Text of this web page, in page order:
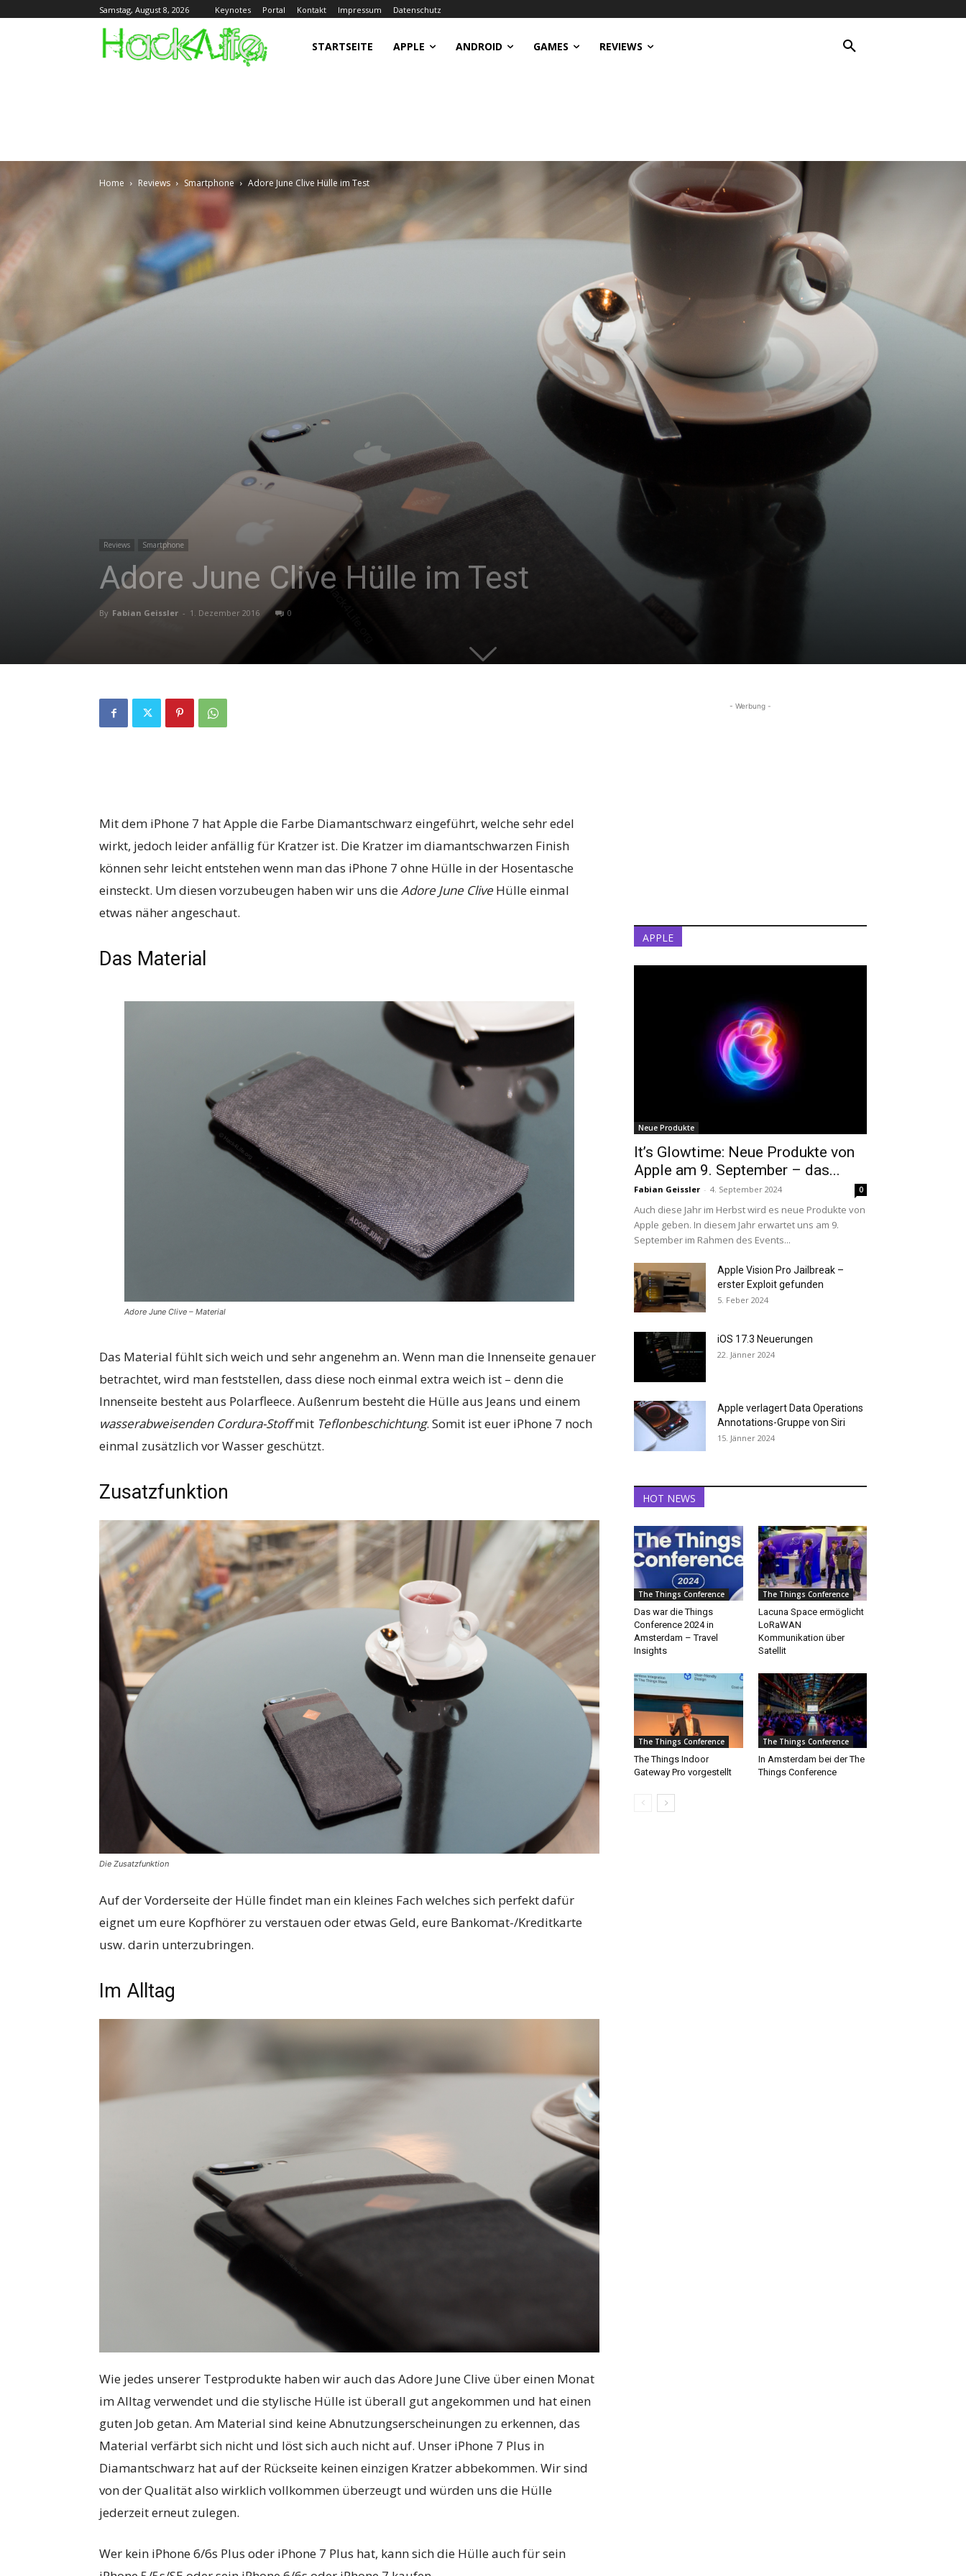
Samstag, August 8, 2026 Keynotes Portal Kontakt Impressum Datenschutz
STARTSEITE APPLE ANDROID GAMES REVIEWS
Home Reviews Smartphone Adore June Clive Hülle im Test
Reviews Smartphone
Adore June Clive Hülle im Test
By Fabian Geissler - 1. Dezember 2016 0
Mit dem iPhone 7 hat Apple die Farbe Diamantschwarz eingeführt, welche sehr edel
wirkt, jedoch leider anfällig für Kratzer ist. Die Kratzer im diamantschwarzen Finish
können sehr leicht entstehen wenn man das iPhone 7 ohne Hülle in der Hosentasche
einsteckt. Um diesen vorzubeugen haben wir uns dieAdore June Clive Hülle einmal
etwas näher angeschaut.
Das Material
Adore June Clive – Material
Das Material fühlt sich weich und sehr angenehm an. Wenn man die Innenseite genauer
betrachtet, wird man feststellen, dass diese noch einmal extra weich ist – denn die
Innenseite besteht aus Polarfleece. Außenrum besteht die Hülle aus Jeans und einem
wasserabweisenden Cordura-Stoffmit Teflonbeschichtung. Somit ist euer iPhone 7 noch
einmal zusätzlich vor Wasser geschützt.
Zusatzfunktion
Die Zusatzfunktion
Auf der Vorderseite der Hülle findet man ein kleines Fach welches sich perfekt dafür
eignet um eure Kopfhörer zu verstauen oder etwas Geld, eure Bankomat-/Kreditkarte
usw. darin unterzubringen.
Im Alltag
Wie jedes unserer Testprodukte haben wir auch das Adore June Clive über einen Monat
im Alltag verwendet und die stylische Hülle ist überall gut angekommen und hat einen
guten Job getan. Am Material sind keine Abnutzungserscheinungen zu erkennen, das
Material verfärbt sich nicht und löst sich auch nicht auf. Unser iPhone 7 Plus in
Diamantschwarz hat auf der Rückseite keinen einzigen Kratzer abbekommen. Wir sind
von der Qualität also wirklich vollkommen überzeugt und würden uns die Hülle
jederzeit erneut zulegen.
Wer kein iPhone 6/6s Plus oder iPhone 7 Plus hat, kann sich die Hülle auch für sein
- Werbung -
APPLE
Neue Produkte
It’s Glowtime: Neue Produkte von
Apple am 9. September – das...
Fabian Geissler - 4. September 2024 0
Auch diese Jahr im Herbst wird es neue Produkte von
Apple geben. In diesem Jahr erwartet uns am 9.
September im Rahmen des Events...
Apple Vision Pro Jailbreak –
erster Exploit gefunden
5. Feber 2024
iOS 17.3 Neuerungen
22. Jänner 2024
Apple verlagert Data Operations
Annotations-Gruppe von Siri
15. Jänner 2024
HOT NEWS
The Things Conference
Das war die Things
Conference 2024 in
Amsterdam – Travel
Insights
The Things Conference
Lacuna Space ermöglicht
LoRaWAN
Kommunikation über
Satellit
The Things Conference
The Things Indoor
Gateway Pro vorgestellt
The Things Conference
In Amsterdam bei der The
Things Conference